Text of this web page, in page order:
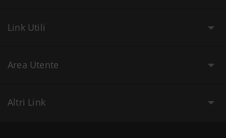
Link Utili
Area Utente
Altri Link